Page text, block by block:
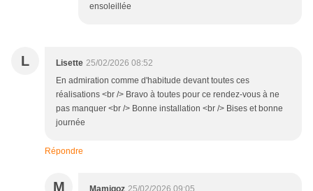
ensoleillée
L Lisette 25/02/2026 08:52
En admiration comme d'habitude devant toutes ces
réalisations <br /> Bravo à toutes pour ce rendez-vous à ne
pas manquer <br /> Bonne installation <br /> Bises et bonne
journée
Répondre
M Mamigoz 25/02/2026 09:05